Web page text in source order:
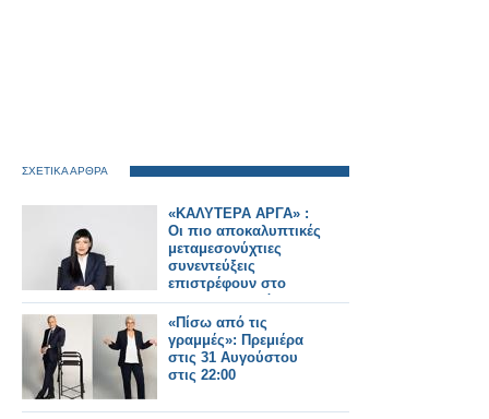
ΣΧΕΤΙΚΑ ΑΡΘΡΑ
«ΚΑΛΥΤΕΡΑ ΑΡΓΑ» :
Oι πιο αποκαλυπτικές
μεταμεσονύχτιες
συνεντεύξεις
επιστρέφουν στο
ACTION 24 - Πότε
κάνουν πρεμιέρα;
«Πίσω από τις
γραμμές»: Πρεμιέρα
στις 31 Αυγούστου
στις 22:00